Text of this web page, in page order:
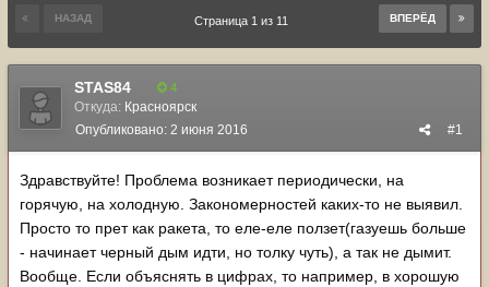
НАЗАД ВПЕРЁД
Страница 1 из 11
STAS84 4
Откуда: Красноярск
#1
Опубликовано: 2 июня 2016
Здравствуйте! Проблема возникает периодически, на
горячую, на холодную. Закономерностей каких-то не выявил.
Просто то прет как ракета, то еле-еле ползет(газуешь больше
- начинает черный дым идти, но толку чуть), а так не дымит.
Вообще. Если объяснять в цифрах, то например, в хорошую